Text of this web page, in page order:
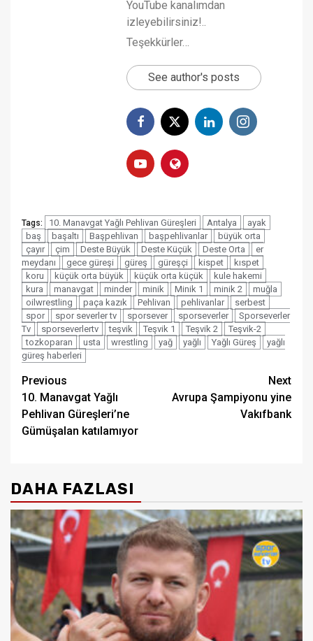
YouTube kanalımdan
izleyebilirsiniz!..
Teşekkürler…
See author's posts
Tags: 10. Manavgat Yağlı Pehlivan Güreşleri Antalya
ayak
baş
başaltı Başpehlivan başpehlivanlar
büyük orta
çayır
çim Deste Büyük Deste Küçük Deste Orta
er
meydanı
gece güreşi güreş güreşçi kispet
kıspet
koru
küçük orta büyük küçük orta küçük
kule hakemi
kura
manavgat minder minik Minik 1 minik 2
muğla
oilwrestling
paça kazık Pehlivan pehlivanlar
serbest
spor
spor severler tv sporsever sporseverler
Sporseverler
Tv
sporseverlertv teşvik Teşvik 1 Teşvik 2
Teşvik-2
tozkoparan
usta wrestling yağ yağlı Yağlı Güreş
yağlı
güreş haberleri
Post
navigation
Previous
10. Manavgat Yağlı
Pehlivan Güreşleri’ne
Gümüşalan katılamıyor
Next
Avrupa Şampiyonu yine
Vakıfbank
DAHA FAZLASI